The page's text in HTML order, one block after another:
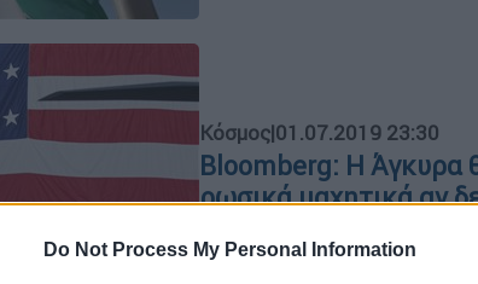
Do Not Process My Personal Information
Κόσμος|01.07.2019 23:30
Bloomberg: Η Άγκυρα
ρωσικά μαχητικά αν